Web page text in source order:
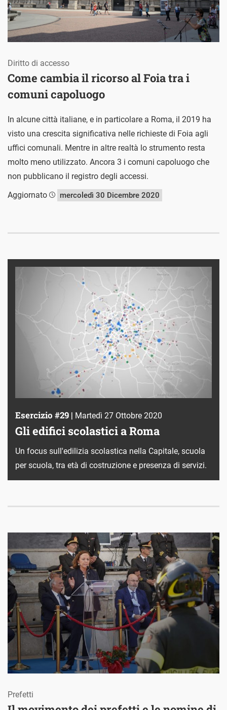
Come cambia il ricorso al Foia tra i
comuni capoluogo
Diritto di accesso
In alcune città italiane, e in particolare a Roma, il 2019 ha
visto una crescita significativa nelle richieste di Foia agli
uffici comunali. Mentre in altre realtà lo strumento resta
molto meno utilizzato. Ancora 3 i comuni capoluogo che
non pubblicano il registro degli accessi.
Aggiornato
mercoledì 30 Dicembre 2020
Esercizio #29 | Martedì 27 Ottobre 2020
Gli edifici scolastici a Roma
Un focus sull'edilizia scolastica nella Capitale, scuola
per scuola, tra età di costruzione e presenza di servizi.
Prefetti